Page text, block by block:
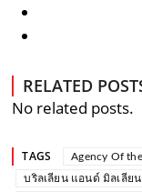
RELATED
No related posts.
TAGS Agency Of
บริลเลียน แอนด์ มิลเลีย